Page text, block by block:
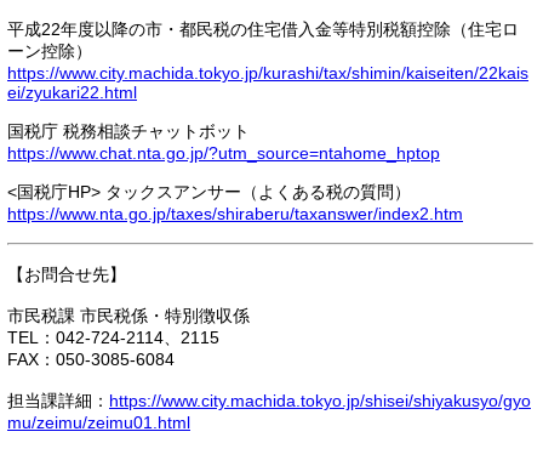
平成22年度以降の市・都民税の住宅借入金等特別税額控除（住宅ロ
ーン控除）
https://www.city.machida.tokyo.jp/kurashi/tax/shimin/kaiseiten/22kais
ei/zyukari22.html
国税庁 税務相談チャットボット
https://www.chat.nta.go.jp/?utm_source=ntahome_hptop
<国税庁HP> タックスアンサー（よくある税の質問）
https://www.nta.go.jp/taxes/shiraberu/taxanswer/index2.htm
【お問合せ先】
市民税課 市民税係・特別徴収係
TEL：042-724-2114、2115
FAX：050-3085-6084
担当課詳細： https://www.city.machida.tokyo.jp/shisei/shiyakusyo/gyo
mu/zeimu/zeimu01.html